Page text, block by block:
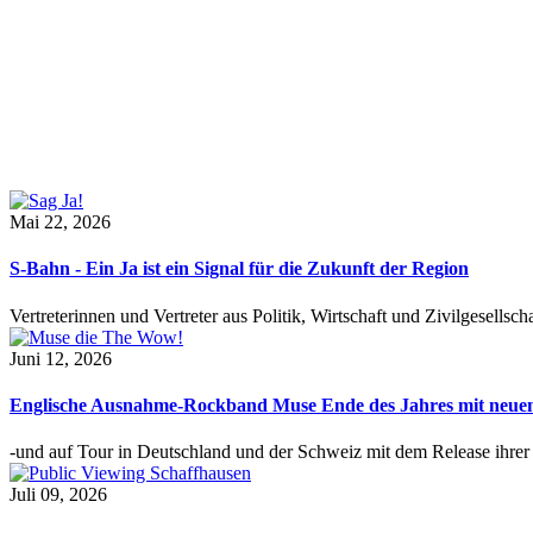
Mai 22, 2026
S-Bahn - Ein Ja ist ein Signal für die Zukunft der Region
Vertreterinnen und Vertreter aus Politik, Wirtschaft und
Juni 12, 2026
Englische Ausnahme-Rockband Muse Ende des Jahres mit
-und auf Tour in Deutschland und der Schweiz mit dem Release
Juli 09, 2026